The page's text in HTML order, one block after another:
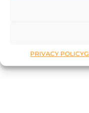
PRIVACY POLICY